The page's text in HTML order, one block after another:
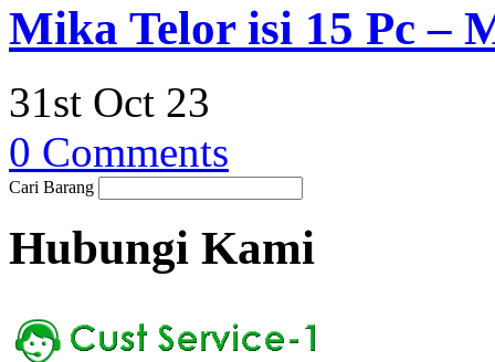
Mika Telor isi 15 Pc –
31st Oct 23
0 Comments
Cari Barang
Hubungi Kami